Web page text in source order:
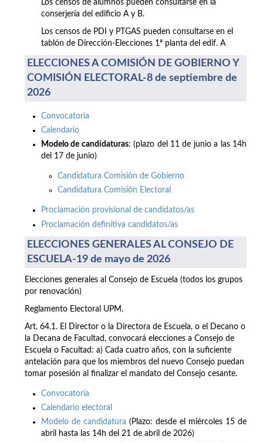
Los censos de alumnos pueden consultarse en la
conserjería del edificio A y B.
Los censos de PDI y PTGAS pueden consultarse en el
tablón de Dirección-Elecciones 1ª planta del edif. A
ELECCIONES A COMISIÓN DE GOBIERNO Y
COMISIÓN ELECTORAL-8 de septiembre de
2026
Convocatoria
Calendario
Modelo de candidaturas: (plazo del 11 de junio a las 14h
del 17 de junio)
Candidatura Comisión de Gobierno
Candidatura Comisión Electoral
Proclamación provisional de candidatos/as
Proclamación definitiva candidatos/as
ELECCIONES GENERALES AL CONSEJO DE
ESCUELA-19 de mayo de 2026
Elecciones generales al Consejo de Escuela (todos los grupos
por renovación)
Reglamento Electoral UPM.
Art. 64.1. El Director o la Directora de Escuela, o el Decano o
la Decana de Facultad, convocará elecciones a Consejo de
Escuela o Facultad: a) Cada cuatro años, con la suficiente
antelación para que los miembros del nuevo Consejo puedan
tomar posesión al finalizar el mandato del Consejo cesante.
Convocatoria
Calendario electoral
Modelo de candidatura (Plazo: desde el miércoles 15 de
abril hasta las 14h del 21 de abril de 2026)